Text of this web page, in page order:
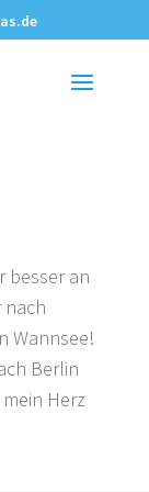
besser an
nach
Wannsee!
Berlin
Herz